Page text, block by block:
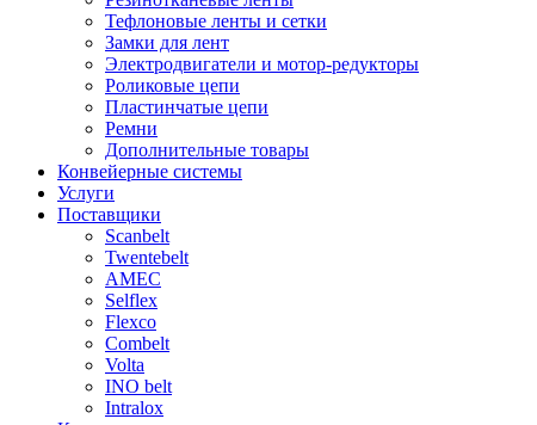
Тефлоновые ленты и сетки
Замки для лент
Электродвигатели и мотор-редукторы
Роликовые цепи
Пластинчатые цепи
Ремни
Дополнительные товары
Конвейерные системы
Услуги
Поставщики
Scanbelt
Twentebelt
АMEC
Selflex
Flexco
Combelt
Volta
INO belt
Intralox